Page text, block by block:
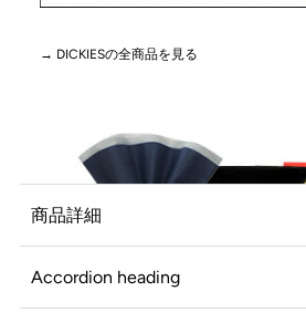
→ DICKIESの全商品を見る
商品詳細
Accordion heading